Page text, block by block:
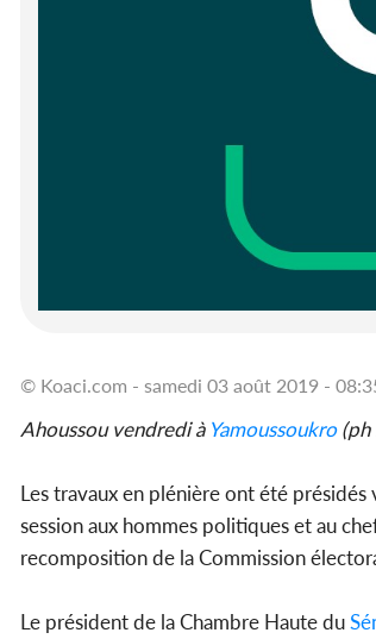
© Koaci.com - samedi 03 août 2019 -
Ahoussou vendredi à Yamoussoukro(ph
Les travaux en plénière ont été
session aux hommes politiques et au
recomposition de la Commission
Le président de la Chambre Haute du